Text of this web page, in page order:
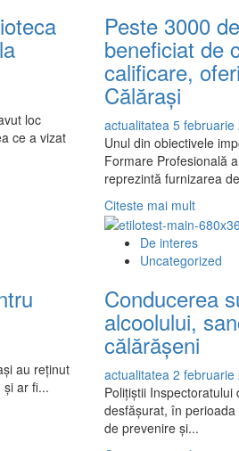
Judeţean
un
în
medical
de
loc
ce a vizat
Peste 3000
beneficiat de
calificare,
Călăraşi
actualitatea 5 februarie
Unul din obiectivele
Formare Profesională
reprezintă furnizarea
Citeste mai multRead
more
about
Peste
de
au
beneficiat
cursuri
gratuite
de
calificare,
au reţinut
ar fi...
De interes
Uncategorized
Conducerea
alcoolului,
călărășeni
actualitatea 2 februarie
Poliţiştii
desfăşurat, în
de prevenire şi...